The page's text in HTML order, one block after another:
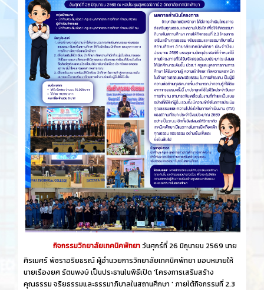
กิจกรรมวิทยาลัยเทคนิคพัทยาวันศุกร์​ที่ 26 ​มิถุนายน​ 2569 นาย
ศิรเมศร์ พัชราอริยธรณ์ ผู้อำนวยการวิทยาลัยเทคนิคพัทยา มอบหมายให้
นายเรืองยศ รัตนพงษ์ เป็นประธานในพิธีเปิด 'โครงการเสริมสร้าง
คุณธรรม จริยธรรมและธรรมาภิบาลในสถานศึกษา ' ภายใต้กิจกรรมที่ 2.3